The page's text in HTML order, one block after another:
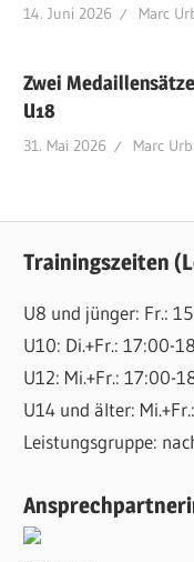
14. Juni 2026 Marc
Zwei
U18
31. Mai 2026 Marc
Trainingszeiten
U8 und jünger: Fr.:
U10: Di.+Fr.: 17:00-
U12: Mi.+Fr.: 17:00-
U14 und älter:
Leistungsgruppe: